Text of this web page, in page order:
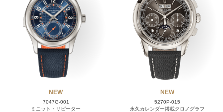
NEW
7047G-001
ミニット・リピーター
NEW
5270P-015
永久カレンダー搭載クロノグラフ